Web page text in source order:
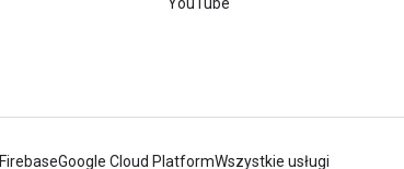
FirebaseGoogle Cloud PlatformWszystkie usługi